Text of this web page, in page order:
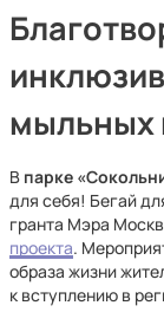
мыльных
В парке
для себя! Бегай
гранта Мэра
проекта.
образа жизни
к вступлению в